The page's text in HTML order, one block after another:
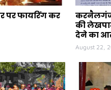
पर फायरिंग कर
करनैलगंज:
की
देने का
August 22,